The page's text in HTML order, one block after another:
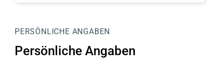
PERSÖNLICHE ANGABEN
Persönliche Angaben